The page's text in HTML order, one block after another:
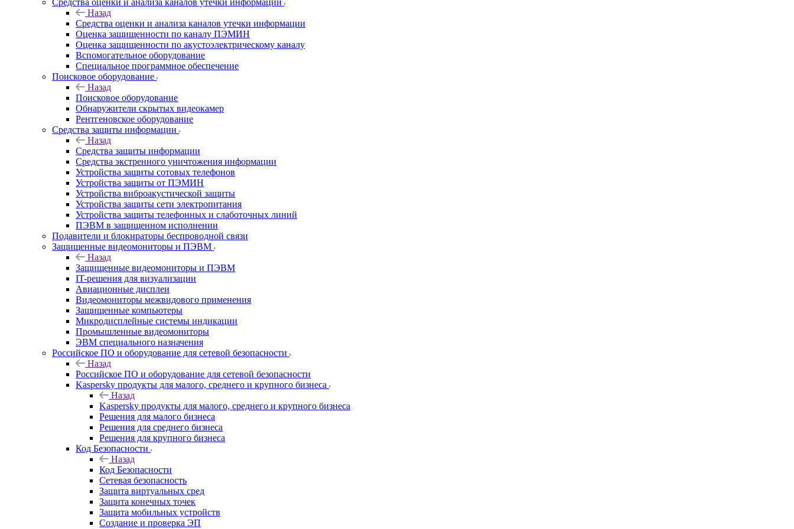
Средства оценки и анализа каналов утечки информации
Назад
Средства оценки и анализа каналов утечки информации
Оценка защищенности по каналу ПЭМИН
Оценка защищенности по акустоэлектрическому каналу
Вспомогательное оборудование
Специальное программное обеспечение
Поисковое оборудование
Назад
Поисковое оборудование
Обнаружители скрытых видеокамер
Рентгеновское оборудование
Средства защиты информации
Назад
Средства защиты информации
Средства экстренного уничтожения информации
Устройства защиты сотовых телефонов
Устройства защиты от ПЭМИН
Устройства виброакустической защиты
Устройства защиты сети электропитания
Устройства защиты телефонных и слаботочных линий
ПЭВМ в защищенном исполнении
Подавители и блокираторы беспроводной связи
Защищенные видеомониторы и ПЭВМ
Назад
Защищенные видеомониторы и ПЭВМ
IT-решения для визуализации
Авиационные дисплеи
Видеомониторы межвидового применения
Защищенные компьютеры
Микродисплейные системы индикации
Промышленные видеомониторы
ЭВМ специального назначения
Российское ПО и оборудование для сетевой безопасности
Назад
Российское ПО и оборудование для сетевой безопасности
Kaspersky продукты для малого, среднего и крупного бизнеса
Назад
Kaspersky продукты для малого, среднего и крупного бизнеса
Решения для малого бизнеса
Решения для среднего бизнеса
Решения для крупного бизнеса
Код Безопасности
Назад
Код Безопасности
Сетевая безопасность
Защита виртуальных сред
Защита конечных точек
Защита мобильных устройств
Создание и проверка ЭП